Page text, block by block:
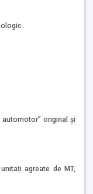
original şi
agreate de MT,